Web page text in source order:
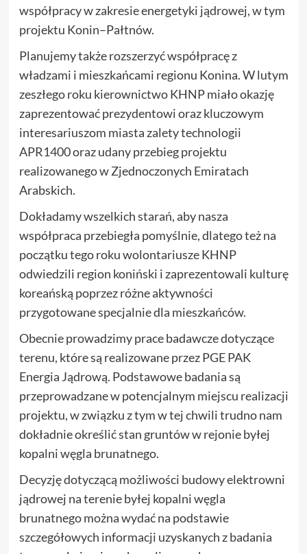
współpracy w zakresie energetyki jądrowej, w tym
projektu Konin–Pałtnów.
Planujemy także rozszerzyć współpracę z
władzami i mieszkańcami regionu Konina. W lutym
zeszłego roku kierownictwo KHNP miało okazję
zaprezentować prezydentowi oraz kluczowym
interesariuszom miasta zalety technologii
APR1400 oraz udany przebieg projektu
realizowanego w Zjednoczonych Emiratach
Arabskich.
Dokładamy wszelkich starań, aby nasza
współpraca przebiegła pomyślnie, dlatego też na
początku tego roku wolontariusze KHNP
odwiedzili region koniński i zaprezentowali kulturę
koreańską poprzez różne aktywności
przygotowane specjalnie dla mieszkańców.
Obecnie prowadzimy prace badawcze dotyczące
terenu, które są realizowane przez PGE PAK
Energia Jądrową. Podstawowe badania są
przeprowadzane w potencjalnym miejscu realizacji
projektu, w związku z tym w tej chwili trudno nam
dokładnie określić stan gruntów w rejonie byłej
kopalni węgla brunatnego.
Decyzję dotyczącą możliwości budowy elektrowni
jądrowej na terenie byłej kopalni węgla
brunatnego można wydać na podstawie
szczegółowych informacji uzyskanych z badania